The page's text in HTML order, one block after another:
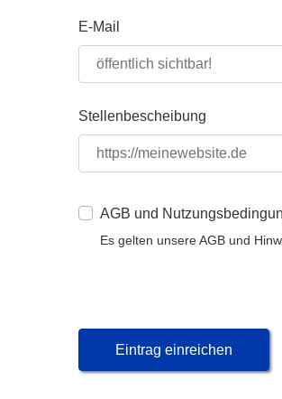
E-Mail
Stellenbescheibung
AGB und
Es gelten unsere AGB und
Eintrag einreichen